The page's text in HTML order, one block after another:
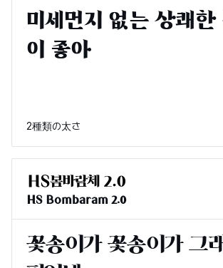
2種類の太さ
HS Bombaram 2.0